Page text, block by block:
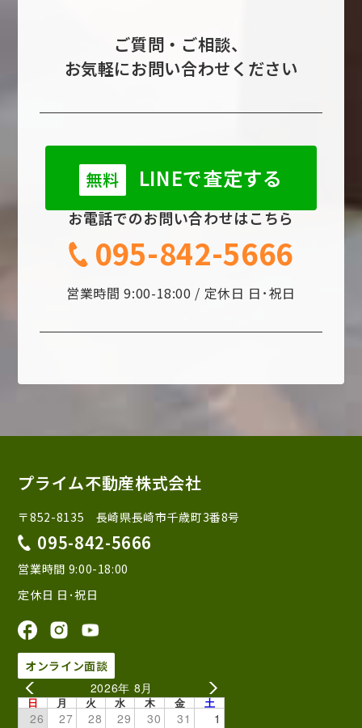
ご質問・ご相談、
お気軽にお問い合わせください
無料 LINEで査定する
お電話でのお問い合わせはこちら
095-842-5666
営業時間 9:00-18:00 / 定休日 日･祝日
プライム不動産株式会社
〒852-8135 長崎県長崎市千歳町3番8号
095-842-5666
営業時間 9:00-18:00
定休日 日･祝日
オンライン面談
2026年 8月
日 月 火 水 木 金 土
26 27 28 29 30 31 1